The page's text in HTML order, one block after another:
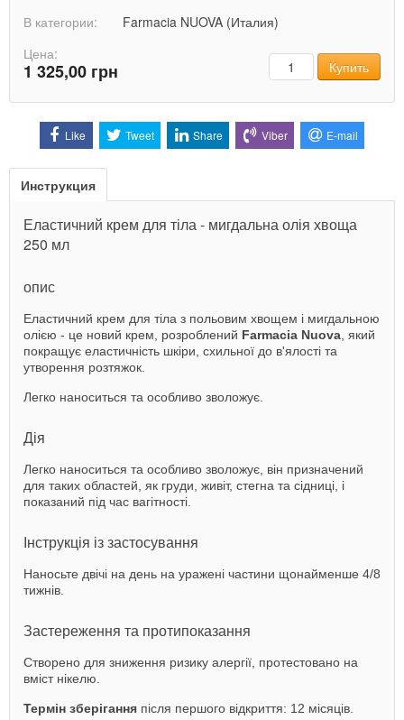
В категории:
Farmacia NUOVA (Италия)
Цена:
1 325,00 грн КоличествоКупить
Like Tweet Share Viber E-mail
Инструкция
Еластичний крем для тіла - мигдальна олія хвоща
250 мл
опис
Еластичний крем для тіла з польовим хвощем і мигдальною
олією - це новий крем, розроблений Farmacia Nuova , який
покращує еластичність шкіри, схильної до в'ялості та
утворення розтяжок.
Легко наноситься та особливо зволожує.
Дія
Легко наноситься та особливо зволожує, він призначений
для таких областей, як груди, живіт, стегна та сідниці, і
показаний під час вагітності.
Інструкція із застосування
Наносьте двічі на день на уражені частини щонайменше 4/8
тижнів.
Застереження та протипоказання
Створено для зниження ризику алергії, протестовано на
вміст нікелю.
Термін зберігання після першого відкриття: 12 місяців.